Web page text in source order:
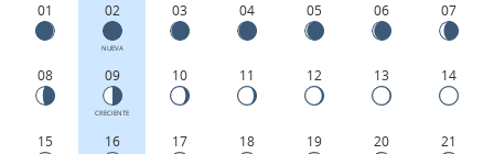
01 02
NUEVA
03 04 05 06 07
08 09
CRECIENTE
10 11 12 13 14
15 16 17 18 19 20 21